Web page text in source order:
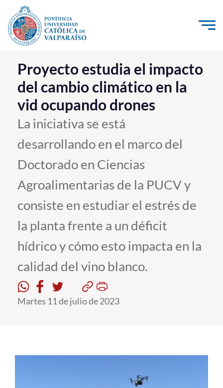
Click acá para ir directamente al contenido
La Universidad
Investigación, Creación e Innovación
PUCV Internacional
Vinculación con el Medio
Estudiantes
Académicos
Funcionarios
Alumni
Proyecto estudia el impacto
del cambio climático en la
vid ocupando drones
La iniciativa se está
desarrollando en el marco del
Doctorado en Ciencias
Agroalimentarias de la PUCV y
consiste en estudiar el estrés de
la planta frente a un déficit
hídrico y cómo esto impacta en la
calidad del vino blanco.
Martes 11 de julio de 2023